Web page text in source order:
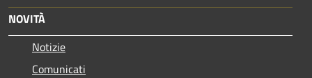
NOVITÀ
Notizie
Comunicati